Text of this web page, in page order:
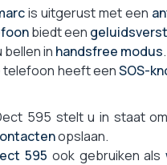
(BIW)is uitgerust met een
biedt een
bellen in handsfree modus.
telefoon heeft eenSOS-
595 stelt u in staat om
opslaan.
595 ook gebruiken als